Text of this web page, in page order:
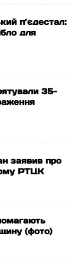
п’єдестал:
для
35-
заявив про
РТЦК
(фото)